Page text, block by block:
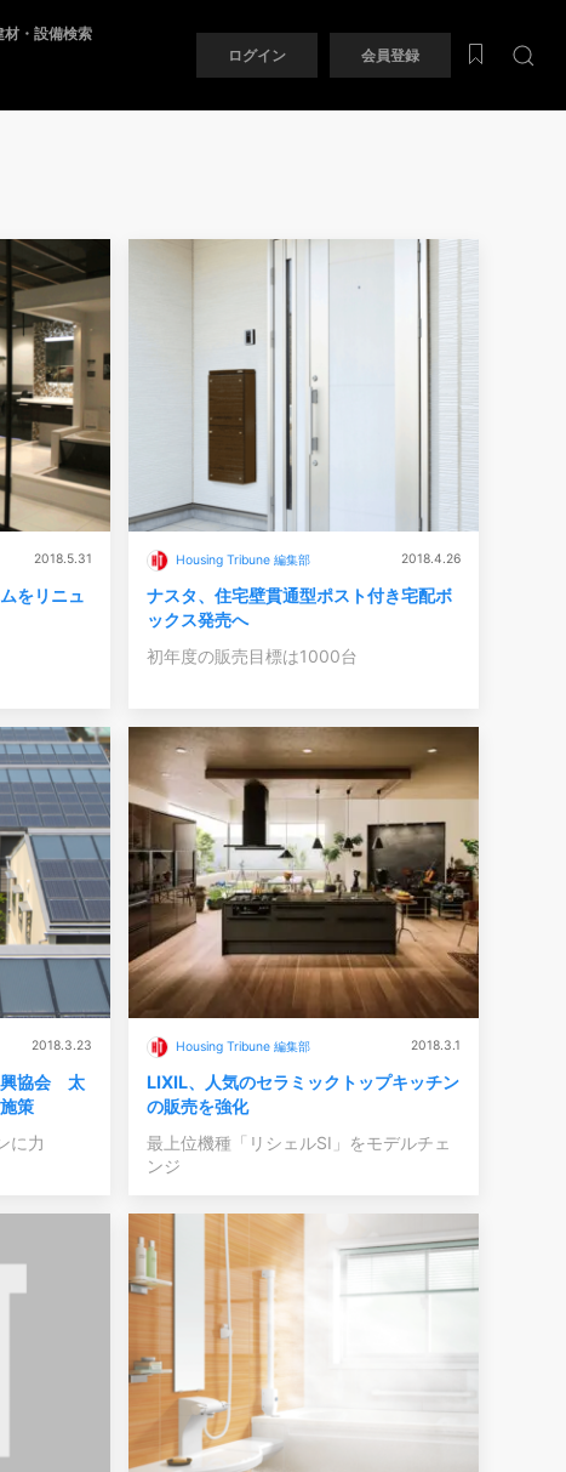
材・設備検索
ログイン 会員登録
2018.5.31
をリニュ
Housing Tribune 編集部 2018.4.26
ナスタ、住宅壁貫通型ポスト付き宅配ボ
ックス発売へ
初年度の販売目標は1000台
2018.3.23
興協会 太
策
に力
Housing Tribune 編集部 2018.3.1
LIXIL、人気のセラミックトップキッチン
の販売を強化
最上位機種「リシェルSI」をモデルチェ
ンジ